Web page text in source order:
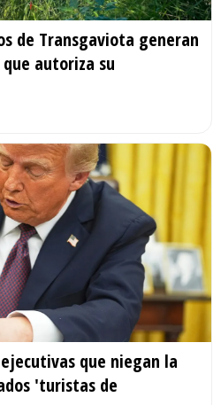
de Transgaviota generan
autoriza su
que niegan la
'turistas de